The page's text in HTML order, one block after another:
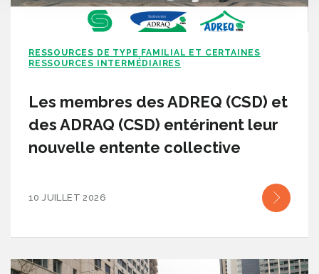
RESSOURCES DE TYPE FAMILIAL ET CERTAINES
RESSOURCES INTERMÉDIAIRES
Les membres des ADREQ (CSD) et
des ADRAQ (CSD) entérinent leur
nouvelle entente collective
10 JUILLET 2026